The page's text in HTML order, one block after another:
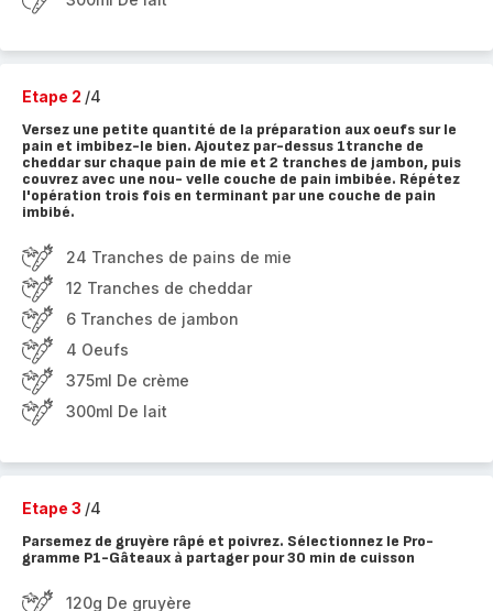
Etape 2 /4
Versez une petite quantité de la préparation aux oeufs sur le
pain et imbibez-le bien. Ajoutez par-dessus 1tranche de
cheddar sur chaque pain de mie et 2 tranches de jambon, puis
couvrez avec une nou- velle couche de pain imbibée. Répétez
l'opération trois fois en terminant par une couche de pain
imbibé.
24 Tranches de pains de mie
12 Tranches de cheddar
6 Tranches de jambon
4 Oeufs
375ml De crème
300ml De lait
Etape 3 /4
Parsemez de gruyère râpé et poivrez. Sélectionnez le Pro-
gramme P1-Gâteaux à partager pour 30 min de cuisson
120g De gruyère